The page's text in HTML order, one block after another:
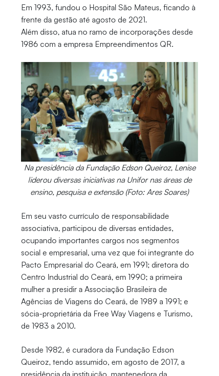
Em 1993, fundou o Hospital São Mateus, ficando à
frente da gestão até agosto de 2021.
Além disso, atua no ramo de incorporações desde
1986 com a empresa Empreendimentos QR.
Na presidência da Fundação Edson Queiroz, Lenise
liderou diversas iniciativas na Unifor nas áreas de
ensino, pesquisa e extensão (Foto: Ares Soares)
Em seu vasto currículo de responsabilidade
associativa, participou de diversas entidades,
ocupando importantes cargos nos segmentos
social e empresarial, uma vez que foi integrante do
Pacto Empresarial do Ceará, em 1991; diretora do
Centro Industrial do Ceará, em 1990; a primeira
mulher a presidir a Associação Brasileira de
Agências de Viagens do Ceará, de 1989 a 1991; e
sócia-proprietária da Free Way Viagens e Turismo,
de 1983 a 2010.
Desde 1982, é curadora da Fundação Edson
Queiroz, tendo assumido, em agosto de 2017, a